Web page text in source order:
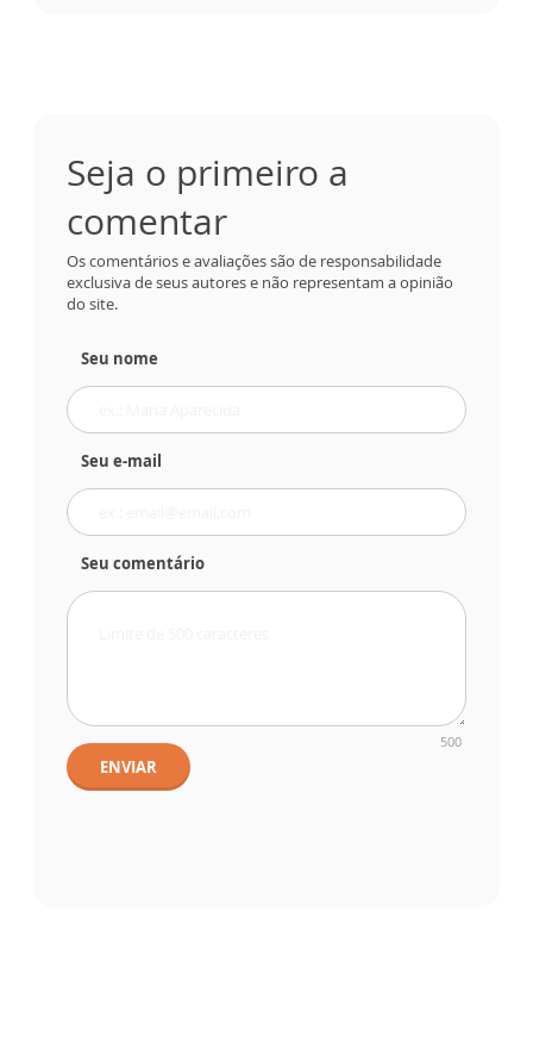
Seja o primeiro a
comentar
Os comentários e avaliações são de responsabilidade
exclusiva de seus autores e não representam a opinião
do site.
Seu nome
Seu e-mail
Seu comentário
500
ENVIAR